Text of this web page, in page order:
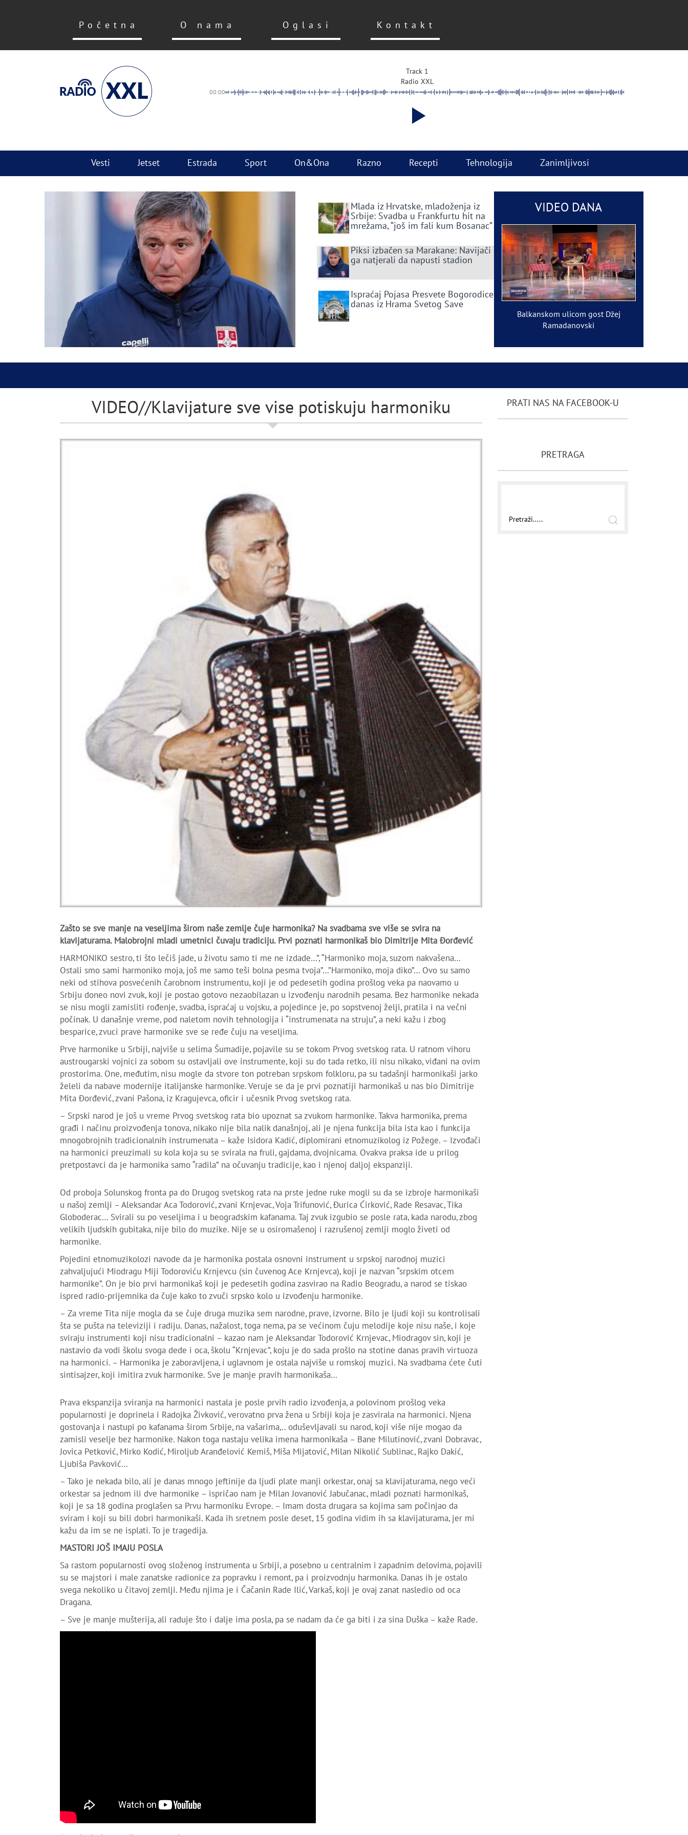
Početna O nama Oglasi Kontakt
Track 1
Radio XXL
00:00
Vesti Jetset Estrada Sport On&Ona Razno Recepti Tehnologija Zanimljivosi
Mlada iz Hrvatske, mladoženja iz
Srbije: Svadba u Frankfurtu hit na
mrežama, “još im fali kum Bosanac”
Piksi izbačen sa Marakane: Navijači
ga natjerali da napusti stadion
Ispraćaj Pojasa Presvete Bogorodice
danas iz Hrama Svetog Save
VIDEO DANA
Balkanskom ulicom gost Džej
Ramadanovski
VIDEO//Klavijature sve vise potiskuju harmoniku
Zašto se sve manje na veseljima širom naše zemlje čuje harmonika? Na svadbama sve više se svira na
klavijaturama. Malobrojni mladi umetnici čuvaju tradiciju. Prvi poznati harmonikaš bio Dimitrije Mita Đorđević
HARMONIKO sestro, ti što lečiš jade, u životu samo ti me ne izdade…”, “Harmoniko moja, suzom nakvašena…
Ostali smo sami harmoniko moja, još me samo teši bolna pesma tvoja”…”Harmoniko, moja diko”… Ovo su samo
neki od stihova posvećenih čarobnom instrumentu, koji je od pedesetih godina prošlog veka pa naovamo u
Srbiju doneo novi zvuk, koji je postao gotovo nezaobilazan u izvođenju narodnih pesama. Bez harmonike nekada
se nisu mogli zamisliti rođenje, svadba, ispraćaj u vojsku, a pojedince je, po sopstvenoj želji, pratila i na večni
počinak. U današnje vreme, pod naletom novih tehnologija i “instrumenata na struju”, a neki kažu i zbog
besparice, zvuci prave harmonike sve se ređe čuju na veseljima.
Prve harmonike u Srbiji, najviše u selima Šumadije, pojavile su se tokom Prvog svetskog rata. U ratnom vihoru
austrougarski vojnici za sobom su ostavljali ove instrumente, koji su do tada retko, ili nisu nikako, viđani na ovim
prostorima. One, međutim, nisu mogle da stvore ton potreban srpskom folkloru, pa su tadašnji harmonikaši jarko
želeli da nabave modernije italijanske harmonike. Veruje se da je prvi poznatiji harmonikaš u nas bio Dimitrije
Mita Đorđević, zvani Pašona, iz Kragujevca, oficir i učesnik Prvog svetskog rata.
– Srpski narod je još u vreme Prvog svetskog rata bio upoznat sa zvukom harmonike. Takva harmonika, prema
građi i načinu proizvođenja tonova, nikako nije bila nalik današnjoj, ali je njena funkcija bila ista kao i funkcija
mnogobrojnih tradicionalnih instrumenata – kaže Isidora Kadić, diplomirani etnomuzikolog iz Požege. – Izvođači
na harmonici preuzimali su kola koja su se svirala na fruli, gajdama, dvojnicama. Ovakva praksa ide u prilog
pretpostavci da je harmonika samo “radila” na očuvanju tradicije, kao i njenoj daljoj ekspanziji.
Od proboja Solunskog fronta pa do Drugog svetskog rata na prste jedne ruke mogli su da se izbroje harmonikaši
u našoj zemlji – Aleksandar Aca Todorović, zvani Krnjevac, Voja Trifunović, Đurica Ćirković, Rade Resavac, Tika
Globoderac… Svirali su po veseljima i u beogradskim kafanama. Taj zvuk izgubio se posle rata, kada narodu, zbog
velikih ljudskih gubitaka, nije bilo do muzike. Nije se u osiromašenoj i razrušenoj zemlji moglo živeti od
harmonike.
Pojedini etnomuzikolozi navode da je harmonika postala osnovni instrument u srpskoj narodnoj muzici
zahvaljujući Miodragu Miji Todoroviću Krnjevcu (sin čuvenog Ace Krnjevca), koji je nazvan “srpskim otcem
harmonike”. On je bio prvi harmonikaš koji je pedesetih godina zasvirao na Radio Beogradu, a narod se tiskao
ispred radio-prijemnika da čuje kako to zvuči srpsko kolo u izvođenju harmonike.
– Za vreme Tita nije mogla da se čuje druga muzika sem narodne, prave, izvorne. Bilo je ljudi koji su kontrolisali
šta se pušta na televiziji i radiju. Danas, nažalost, toga nema, pa se većinom čuju melodije koje nisu naše, i koje
sviraju instrumenti koji nisu tradicionalni – kazao nam je Aleksandar Todorović Krnjevac, Miodragov sin, koji je
nastavio da vodi školu svoga dede i oca, školu “Krnjevac”, koju je do sada prošlo na stotine danas pravih virtuoza
na harmonici. – Harmonika je zaboravljena, i uglavnom je ostala najviše u romskoj muzici. Na svadbama ćete čuti
sintisajzer, koji imitira zvuk harmonike. Sve je manje pravih harmonikaša…
Prava ekspanzija sviranja na harmonici nastala je posle prvih radio izvođenja, a polovinom prošlog veka
popularnosti je doprinela i Radojka Živković, verovatno prva žena u Srbiji koja je zasvirala na harmonici. Njena
gostovanja i nastupi po kafanama širom Srbije, na vašarima,.. oduševljavali su narod, koji više nije mogao da
zamisli veselje bez harmonike. Nakon toga nastaju velika imena harmonikaša – Bane Milutinović, zvani Dobravac,
Jovica Petković, Mirko Kodić, Miroljub Aranđelović Kemiš, Miša Mijatović, Milan Nikolić Sublinac, Rajko Dakić,
Ljubiša Pavković…
– Tako je nekada bilo, ali je danas mnogo jeftinije da ljudi plate manji orkestar, onaj sa klavijaturama, nego veći
orkestar sa jednom ili dve harmonike – ispričao nam je Milan Jovanović Jabučanac, mladi poznati harmonikaš,
koji je sa 18 godina proglašen sa Prvu harmoniku Evrope. – Imam dosta drugara sa kojima sam počinjao da
sviram i koji su bili dobri harmonikaši. Kada ih sretnem posle deset, 15 godina vidim ih sa klavijaturama, jer mi
kažu da im se ne isplati. To je tragedija.
MASTORI JOŠ IMAJU POSLA
Sa rastom popularnosti ovog složenog instrumenta u Srbiji, a posebno u centralnim i zapadnim delovima, pojavili
su se majstori i male zanatske radionice za popravku i remont, pa i proizvodnju harmonika. Danas ih je ostalo
svega nekoliko u čitavoj zemlji. Među njima je i Čačanin Rade Ilić, Varkaš, koji je ovaj zanat nasledio od oca
Dragana.
– Sve je manje mušterija, ali raduje što i dalje ima posla, pa se nadam da će ga biti i za sina Duška – kaže Rade.
PRATI NAS NA FACEBOOK-U
PRETRAGA